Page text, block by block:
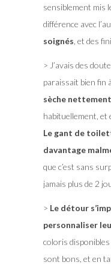
sensiblement mis
différence avec
soignés , et des
> J’avais des
paraissait bien fin
sèche
habituellement, et
Le gant de
davantage
que c’est sans
jamais plus de 2
> Le détour
personnaliser
coloris
sont bons, et en